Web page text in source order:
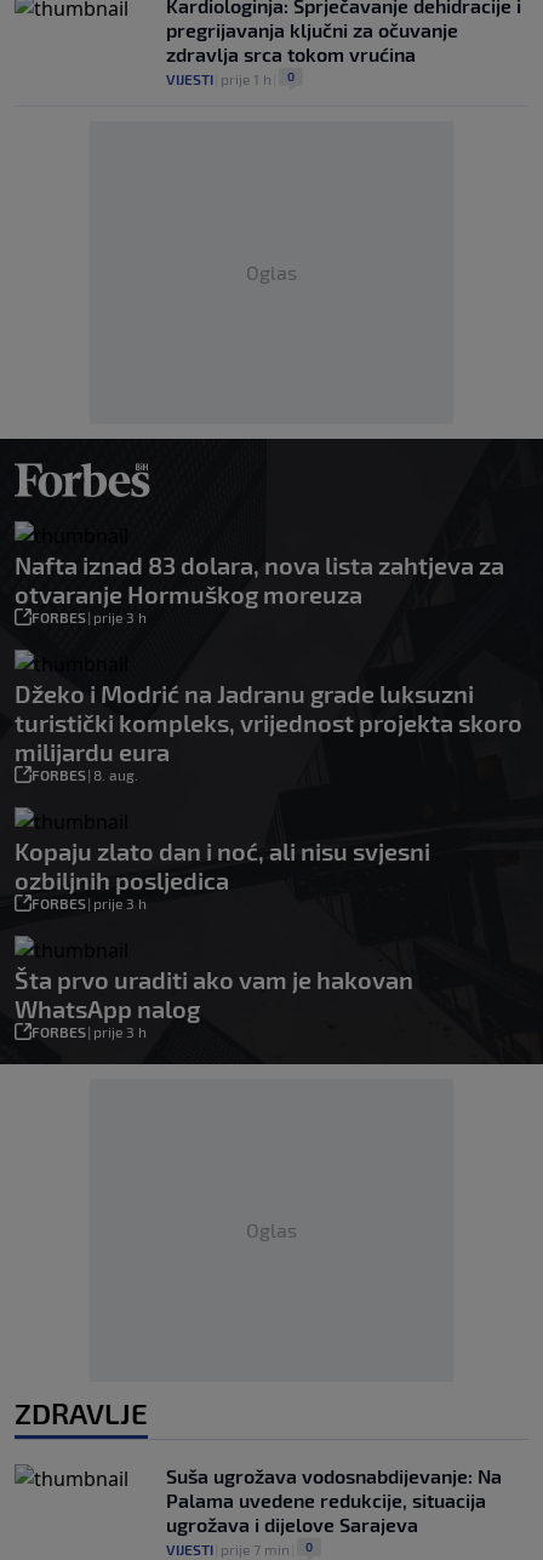
Kardiologinja: Sprječavanje dehidracije i
pregrijavanja ključni za očuvanje
zdravlja srca tokom vrućina
VIJESTI prije 1 h 0
Oglas
Nafta iznad 83 dolara, nova lista zahtjeva za
otvaranje Hormuškog moreuza
FORBES| prije 3 h
Džeko i Modrić na Jadranu grade luksuzni
turistički kompleks, vrijednost projekta skoro
milijardu eura
FORBES| 8. aug.
Kopaju zlato dan i noć, ali nisu svjesni
ozbiljnih posljedica
FORBES| prije 3 h
Šta prvo uraditi ako vam je hakovan
WhatsApp nalog
FORBES| prije 3 h
Oglas
ZDRAVLJE
Suša ugrožava vodosnabdijevanje: Na
Palama uvedene redukcije, situacija
ugrožava i dijelove Sarajeva
VIJESTI prije 7 min 0